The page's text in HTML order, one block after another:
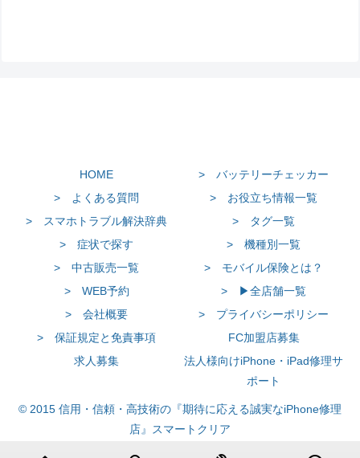
HOME
> バッテリーチェッカー
> よくある質問
> お役立ち情報一覧
> スマホトラブル解決辞典
> タグ一覧
> 症状で探す
> 機種別一覧
> 中古販売一覧
> モバイル保険とは？
> WEB予約
> ▶全店舗一覧
> 会社概要
> プライバシーポリシー
> 保証規定と免責事項
FC加盟店募集
求人募集
法人様向けiPhone・iPad修理サ
ポート
© 2015 信用・信頼・高技術の『期待に応える誠実なiPhone修理
店』スマートクリア